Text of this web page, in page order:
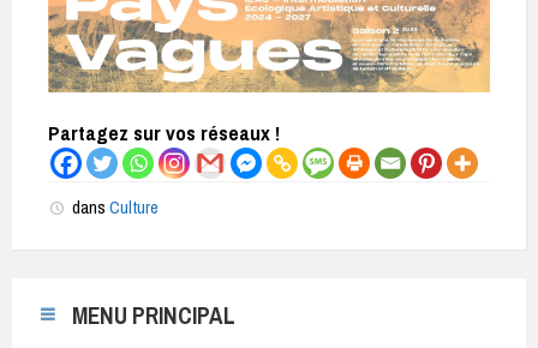
Partagez sur vos réseaux !
dans Culture
MENU PRINCIPAL